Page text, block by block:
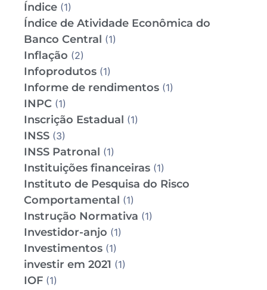
Índice (1)
Índice de Atividade Econômica do
Banco Central (1)
Inflação (2)
Infoprodutos (1)
Informe de rendimentos (1)
INPC (1)
Inscrição Estadual (1)
INSS (3)
INSS Patronal (1)
Instituições financeiras (1)
Instituto de Pesquisa do Risco
Comportamental (1)
Instrução Normativa (1)
Investidor-anjo (1)
Investimentos (1)
investir em 2021 (1)
IOF (1)